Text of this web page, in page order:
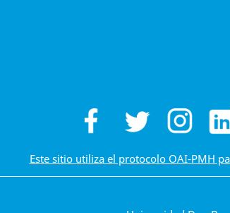
Este sitio utiliza el protocolo OAI-PMH